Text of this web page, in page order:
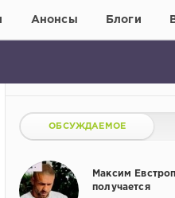
Анонсы Блоги
ОБСУЖДАЕМОЕ
Максим
получается